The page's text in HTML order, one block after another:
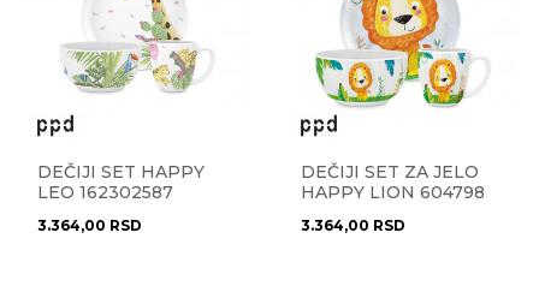
DEČIJI SET HAPPY
LEO 162302587
3.364,00 RSD
DEČIJI SET ZA JELO
HAPPY LION 604798
3.364,00 RSD